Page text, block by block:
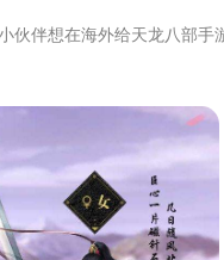
伴想在海外给天龙八部